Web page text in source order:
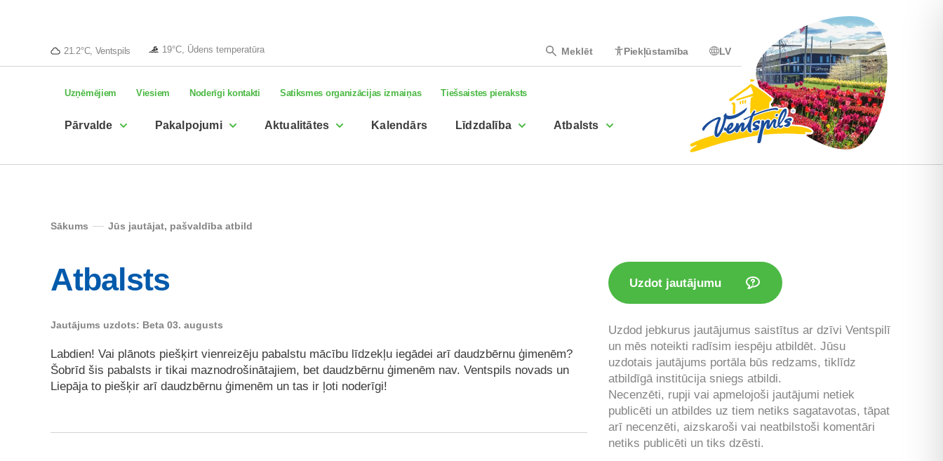
21.2°C, Ventspils 19°C, Ūdens temperatūra Meklēt Piekļūstamība LV
Uzņēmējiem Viesiem Noderīgi kontakti Satiksmes organizācijas izmaiņas Tiešsaistes pieraksts
Pārvalde Pakalpojumi Aktualitātes Kalendārs Līdzdalība Atbalsts
Sākums Jūs jautājat, pašvaldība atbild
Atbalsts
Jautājums uzdots: Beta 03. augusts
Labdien! Vai plānots piešķirt vienreizēju pabalstu mācību līdzekļu iegādei arī daudzbērnu ģimenēm?
Šobrīd šis pabalsts ir tikai maznodrošinātajiem, bet daudzbērnu ģimenēm nav. Ventspils novads un
Liepāja to piešķir arī daudzbērnu ģimenēm un tas ir ļoti noderīgi!
Uzdot jautājumu
Uzdod jebkurus jautājumus saistītus ar dzīvi Ventspilī
un mēs noteikti radīsim iespēju atbildēt. Jūsu
uzdotais jautājums portāla būs redzams, tiklīdz
atbildīgā institūcija sniegs atbildi.
Necenzēti, rupji vai apmelojoši jautājumi netiek
publicēti un atbildes uz tiem netiks sagatavotas, tāpat
arī necenzēti, aizskaroši vai neatbilstoši komentāri
netiks publicēti un tiks dzēsti.